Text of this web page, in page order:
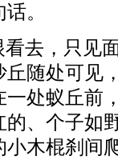
。
去，只见
随处可见
处蚁丘前
、个子如
木棍刹间